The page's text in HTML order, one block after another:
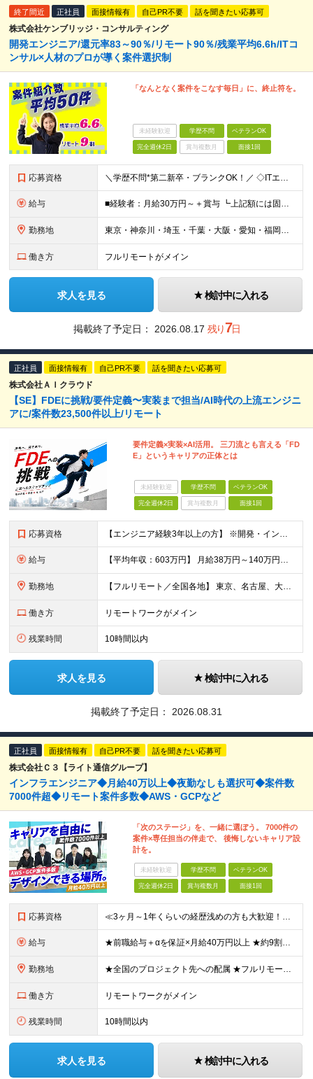
終了間近 正社員 面接情報有 自己PR不要 話を聞きたい応募可
株式会社ケンブリッジ・コンサルティング
開発エンジニア/還元率83～90％/リモート90％/残業平均6.6h/ITコ
ンサル×人材のプロが導く案件選択制
「なんとなく案件をこなす毎日」に、終止符を。
未経験歓迎 学歴不問 ベテランOK
完全週休2日 賞与複数月 面接1回
応募資格 ＼学歴不問*第二新卒・ブランクOK！／ ◇ITエンジニアとして、1年以上の経験をお持ちの方 ※分野、プロジェクト規模は問いません。 ※未経験の方も意欲があればご応募いただけますが、条件面は異なる場合
給与 ■経験者：月給30万円～＋賞与 ┗上記額には固定残業代（30時間分／5万7263円～）を含む。超過分は別途支給。 ■未経験者：月給21万円～ ┗残業代は別途支給。 ※試用期間6ヶ月（期間中の給与・待
勤務地 東京・神奈川・埼玉・千葉・大阪・愛知・福岡を中心に、全国のクライアント案件にて募集。 案件はすべて選択制なので、「自分に合った働き方」を実現できます。 なお、経験を積むことでご紹介できる案件の幅も広が
働き方 フルリモートがメイン
求人を見る 検討中に入れる
掲載終了予定日： 2026.08.17 残り7日
正社員 面接情報有 自己PR不要 話を聞きたい応募可
株式会社ＡＩクラウド
【SE】FDEに挑戦/要件定義〜実装まで担当/AI時代の上流エンジニ
アに/案件数23,500件以上/リモート
要件定義×実装×AI活用。 三刀流とも言える「FD
E」というキャリアの正体とは
未経験歓迎 学歴不問 ベテランOK
完全週休2日 賞与複数月 面接1回
応募資格 【エンジニア経験3年以上の方】 ※開発・インフラ・工程・言語一切不問 ※文理・学歴不問 【歓迎条件】 ◆Python実務経験がある方 ◆LLM・生成AIを使った開発経験がある方 ◆要件定義・顧客折衝
給与 【平均年収：603万円】 月給38万円～140万円＋諸手当（経験者） 【平均年収603万円】 ※案件の契約内容や昇給額などはすべて開示します。 ※経験や能力を考慮し決定します。 ※月給には固定残業
勤務地 【フルリモート／全国各地】 東京、名古屋、大阪、福岡を中心とした全国のプロジェクトにアサイン。 ※プロジェクトは完全選択制です。 ※フルリモート、ハイブリッド型、常駐案件から自由に選択可能です。 ※転
働き方 リモートワークがメイン
残業時間 10時間以内
求人を見る 検討中に入れる
掲載終了予定日： 2026.08.31
正社員 面接情報有 自己PR不要 話を聞きたい応募可
株式会社Ｃ３【ライト通信グループ】
インフラエンジニア◆月給40万以上◆夜勤なしも選択可◆案件数
7000件超◆リモート案件多数◆AWS・GCPなど
「次のステージ」を、一緒に選ぼう。 7000件の
案件×専任担当の伴走で、 後悔しないキャリア設
計を。
未経験歓迎 学歴不問 ベテランOK
完全週休2日 賞与複数月 面接1回
応募資格 ≪3ヶ月～1年くらいの経歴浅めの方も大歓迎！≫ ★設計・構築から運用・保守まで、フェーズ不問で歓迎します！ ■インフラエンジニアとして何かしらの経験をお持ちの方（工程不問） ■第二新卒・ブランクOK
給与 ★前職給与＋αを保証×月給40万円以上 ★約9割が前職より給与アップを実現 月給40万円以上＋各種手当＋賞与 ＜9割が年収アップを実現＞ 入社されたエンジニアの9割が前職よりも給与アップをしていま
勤務地 ★全国のプロジェクト先への配属 ★フルリモートワーク案件あり ★転勤なし 勤務地はご希望を考慮し、決定します。 「自宅から近い場所が良い」といった要望もお聞かせください！ ＜配属エリア＞ ［東北］
働き方 リモートワークがメイン
残業時間 10時間以内
求人を見る 検討中に入れる